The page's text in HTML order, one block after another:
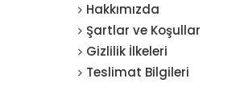
Hakkımızda
Şartlar ve Koşullar
Gizlilik İlkeleri
Teslimat Bilgileri